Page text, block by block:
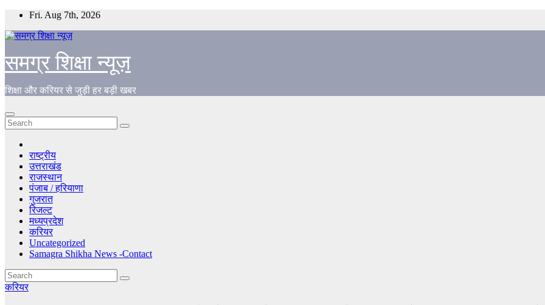
Skip
content
Fri. Aug 7th, 2026
समग्र शिक्षा न्यूज़
शिक्षा और करियर से जुड़ी हर बड़ी खबर
राष्ट्रीय
उत्तराखंड
राजस्थान
पंजाब / हरियाणा
गुजरात
रिजल्ट
मध्यप्रदेश
करियर
Uncategorized
Samagra Shikha News -Contact
करियर